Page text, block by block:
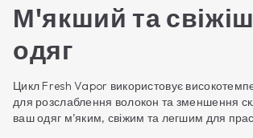
М'якший та
одяг
Цикл Fresh Vapor використовує
для розслаблення волокон та зменшення
ваш одяг м’яким, свіжим та легшим для